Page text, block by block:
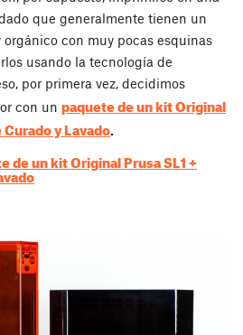
que generalmente tienen un
con muy pocas esquinas
usando la tecnología de
por primera vez, decidimos
con un paquete de un kit Original
Curado y Lavado.
de un kit Original Prusa SL1 +